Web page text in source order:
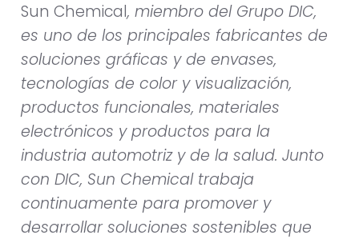
Sun Chemical, miembro del Grupo DIC,
es uno de los principales fabricantes de
soluciones gráficas y de envases,
tecnologías de color y visualización,
productos funcionales, materiales
electrónicos y productos para la
industria automotriz y de la salud. Junto
con DIC, Sun Chemical trabaja
continuamente para promover y
desarrollar soluciones sostenibles que